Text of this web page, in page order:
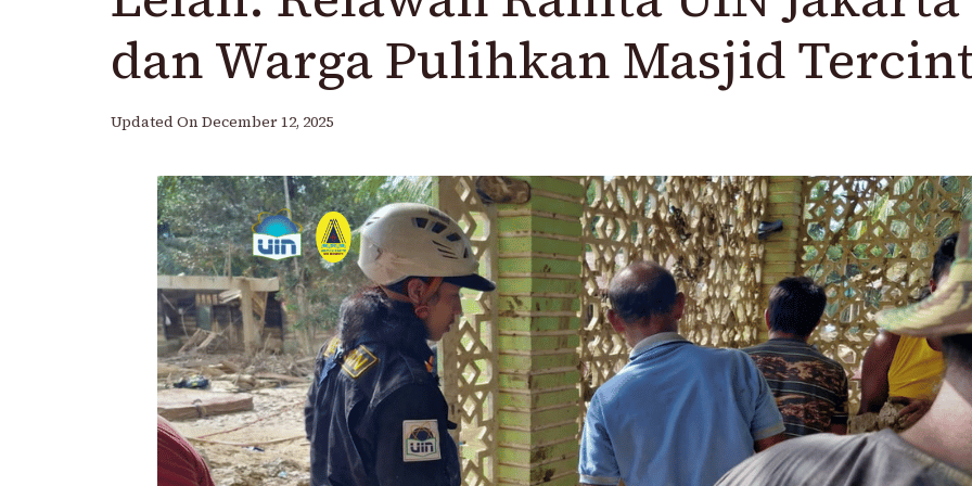
dan Warga Pulihkan Masjid
Updated On December 12, 2025